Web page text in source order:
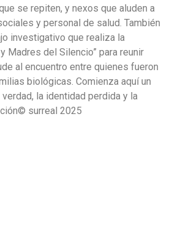
se repiten, y nexos que aluden a
y personal de salud. También
investigativo que realiza la
Madres del Silencio” para reunir
al encuentro entre quienes fueron
biológicas. Comienza aquí un
la identidad perdida y la
© surreal 2025